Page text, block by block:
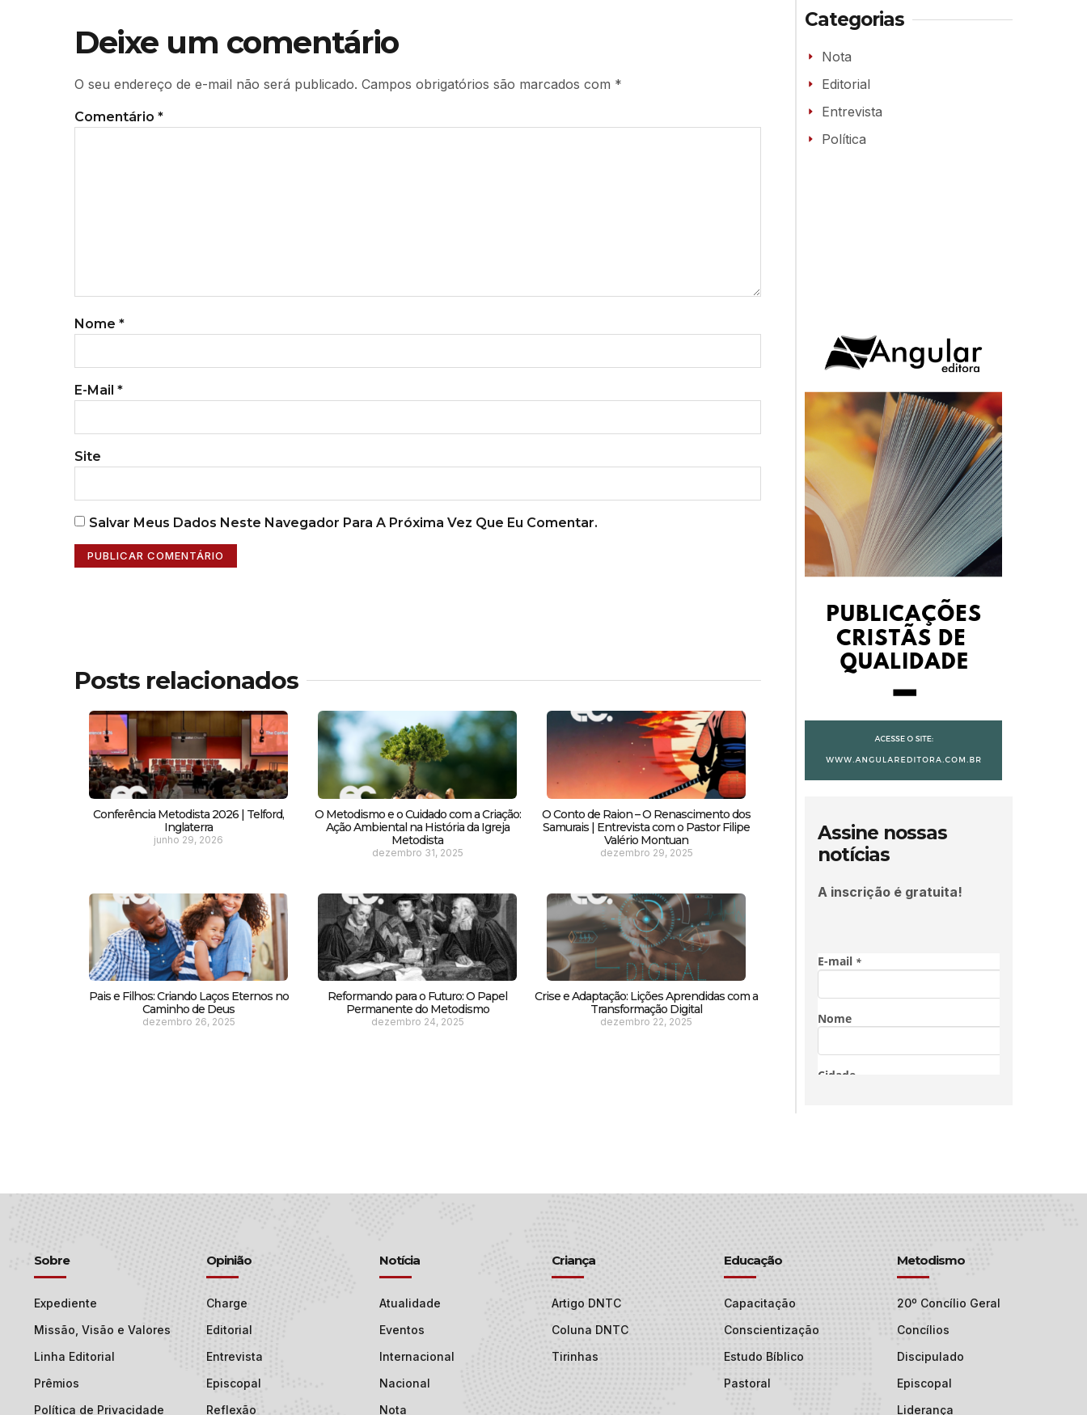
Deixe um comentário
O seu endereço de e-mail não será publicado. Campos obrigatórios são marcados com *
Comentário *
Nome *
E-Mail *
Site
Salvar Meus Dados Neste Navegador Para A Próxima Vez Que Eu Comentar.
Posts relacionados
Conferência Metodista 2026 | Telford,
Inglaterra
junho 29, 2026
O Metodismo e o Cuidado com a Criação:
Ação Ambiental na História da Igreja
Metodista
dezembro 31, 2025
O Conto de Raion – O Renascimento dos
Samurais | Entrevista com o Pastor Filipe
Valério Montuan
dezembro 29, 2025
Pais e Filhos: Criando Laços Eternos no
Caminho de Deus
dezembro 26, 2025
Reformando para o Futuro: O Papel
Permanente do Metodismo
dezembro 24, 2025
Crise e Adaptação: Lições Aprendidas com a
Transformação Digital
dezembro 22, 2025
Categorias
Nota
Editorial
Entrevista
Política
Assine nossas
notícias
A inscrição é gratuita!
Sobre
Expediente
Missão, Visão e Valores
Linha Editorial
Prêmios
Política de Privacidade
Opinião
Charge
Editorial
Entrevista
Episcopal
Reflexão
Notícia
Atualidade
Eventos
Internacional
Nacional
Nota
Criança
Artigo DNTC
Coluna DNTC
Tirinhas
Educação
Capacitação
Conscientização
Estudo Bíblico
Pastoral
Metodismo
20º Concílio Geral
Concílios
Discipulado
Episcopal
Liderança